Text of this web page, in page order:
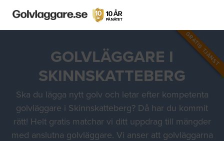
GRATIS TJÄNST
GOLVLÄGGARE I
SKINNSKATTEBERG
Ska du lägga nytt golv och letar efter kompetenta
golvläggare i Skinnskatteberg? Då har du kommit
rätt! Helt gratis matchar vi ditt uppdrag till mängder
med anslutna golvläggare. Vi anser att golvläggarna